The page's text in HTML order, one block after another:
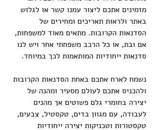
מזמינים אתכם ליצור עמנו קשר או לגלוש
באתר ולראות תאריכים ומחירים של
הסדנאות הקרובות. מתאים מאוד למשפחות,
אם ובת, או כל הרכב משפחתי אחר ויש לנו
סדנאות ייחודיות המותאמות לכך במיוחד.
נשמח לארח אתכם באחת הסדנאות הקרובות
ולהכניס אתכם לעולם מסעיר ומהנה של
יצירה בחומרי גלם פשוטים אך מהנים
לעבודה, עם מגוון בדים, טקסטיל, צבעים,
טקסטורות וטכניקות יצירה ייחודיות